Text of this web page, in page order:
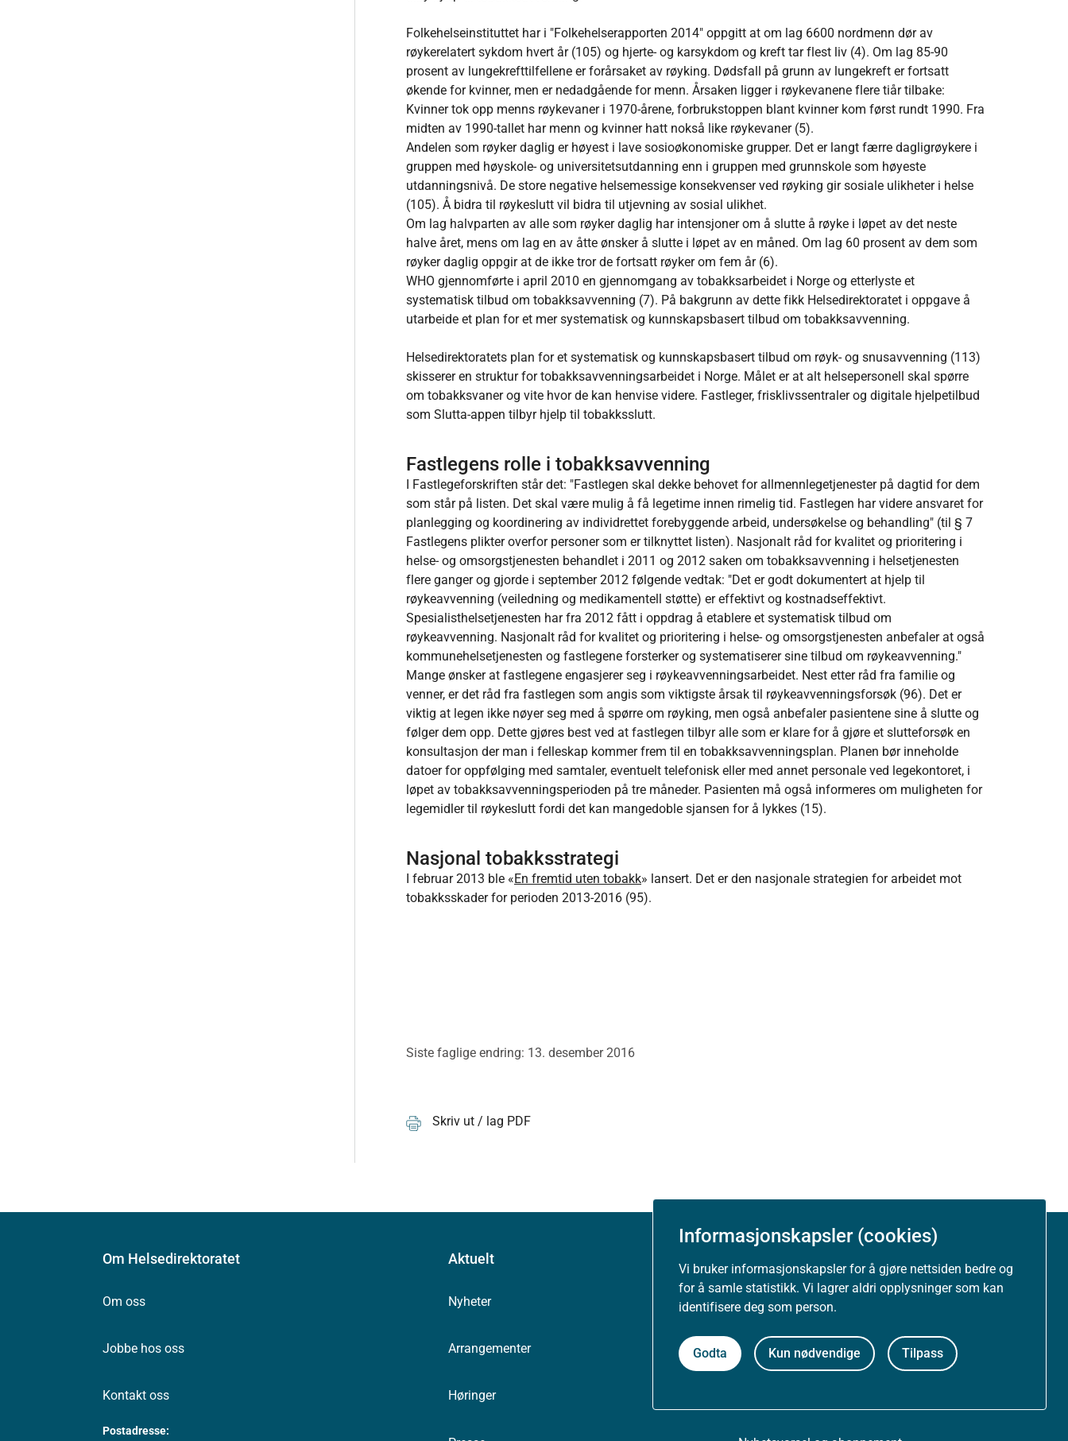
Informasjonskapsler (cookies)
Vi bruker informasjonskapsler for å gjøre nettsiden bedre og
for å samle statistikk. Vi lagrer aldri opplysninger som kan
identifisere deg som person.
Godta Kun nødvendige Tilpass
Folkehelseinstituttet har i "Folkehelserapporten 2014" oppgitt at om lag 6600 nordmenn dør av
røykerelatert sykdom hvert år (105) og hjerte- og karsykdom og kreft tar flest liv (4). Om lag 85-90
prosent av lungekrefttilfellene er forårsaket av røyking. Dødsfall på grunn av lungekreft er fortsatt
økende for kvinner, men er nedadgående for menn. Årsaken ligger i røykevanene flere tiår tilbake:
Kvinner tok opp menns røykevaner i 1970-årene, forbrukstoppen blant kvinner kom først rundt 1990. Fra
midten av 1990-tallet har menn og kvinner hatt nokså like røykevaner (5).
Andelen som røyker daglig er høyest i lave sosioøkonomiske grupper. Det er langt færre dagligrøykere i
gruppen med høyskole- og universitetsutdanning enn i gruppen med grunnskole som høyeste
utdanningsnivå. De store negative helsemessige konsekvenser ved røyking gir sosiale ulikheter i helse
(105). Å bidra til røykeslutt vil bidra til utjevning av sosial ulikhet.
Om lag halvparten av alle som røyker daglig har intensjoner om å slutte å røyke i løpet av det neste
halve året, mens om lag en av åtte ønsker å slutte i løpet av en måned. Om lag 60 prosent av dem som
røyker daglig oppgir at de ikke tror de fortsatt røyker om fem år (6).
WHO gjennomførte i april 2010 en gjennomgang av tobakksarbeidet i Norge og etterlyste et
systematisk tilbud om tobakksavvenning (7). På bakgrunn av dette fikk Helsedirektoratet i oppgave å
utarbeide et plan for et mer systematisk og kunnskapsbasert tilbud om tobakksavvenning.
Helsedirektoratets plan for et systematisk og kunnskapsbasert tilbud om røyk- og snusavvenning (113)
skisserer en struktur for tobakksavvenningsarbeidet i Norge. Målet er at alt helsepersonell skal spørre
om tobakksvaner og vite hvor de kan henvise videre. Fastleger, frisklivssentraler og digitale hjelpetilbud
som Slutta-appen tilbyr hjelp til tobakksslutt.
Fastlegens rolle i tobakksavvenning
I Fastlegeforskriften står det: "Fastlegen skal dekke behovet for allmennlegetjenester på dagtid for dem
som står på listen. Det skal være mulig å få legetime innen rimelig tid. Fastlegen har videre ansvaret for
planlegging og koordinering av individrettet forebyggende arbeid, undersøkelse og behandling" (til § 7
Fastlegens plikter overfor personer som er tilknyttet listen). Nasjonalt råd for kvalitet og prioritering i
helse- og omsorgstjenesten behandlet i 2011 og 2012 saken om tobakksavvenning i helsetjenesten
flere ganger og gjorde i september 2012 følgende vedtak: "Det er godt dokumentert at hjelp til
røykeavvenning (veiledning og medikamentell støtte) er effektivt og kostnadseffektivt.
Spesialisthelsetjenesten har fra 2012 fått i oppdrag å etablere et systematisk tilbud om
røykeavvenning. Nasjonalt råd for kvalitet og prioritering i helse- og omsorgstjenesten anbefaler at også
kommunehelsetjenesten og fastlegene forsterker og systematiserer sine tilbud om røykeavvenning."
Mange ønsker at fastlegene engasjerer seg i røykeavvenningsarbeidet. Nest etter råd fra familie og
venner, er det råd fra fastlegen som angis som viktigste årsak til røykeavvenningsforsøk (96). Det er
viktig at legen ikke nøyer seg med å spørre om røyking, men også anbefaler pasientene sine å slutte og
følger dem opp. Dette gjøres best ved at fastlegen tilbyr alle som er klare for å gjøre et slutteforsøk en
konsultasjon der man i felleskap kommer frem til en tobakksavvenningsplan. Planen bør inneholde
datoer for oppfølging med samtaler, eventuelt telefonisk eller med annet personale ved legekontoret, i
løpet av tobakksavvenningsperioden på tre måneder. Pasienten må også informeres om muligheten for
legemidler til røykeslutt fordi det kan mangedoble sjansen for å lykkes (15).
Nasjonal tobakksstrategi
I februar 2013 ble «En fremtid uten tobakk» lansert. Det er den nasjonale strategien for arbeidet mot
tobakksskader for perioden 2013-2016 (95).
Siste faglige endring: 13. desember 2016
Skriv ut / lag PDF
Om Helsedirektoratet
Om oss
Jobbe hos oss
Kontakt oss
Postadresse:
Aktuelt
Nyheter
Arrangementer
Høringer
Personvernerklæring
Tilgjengelighetserklæring (uustatus.no)